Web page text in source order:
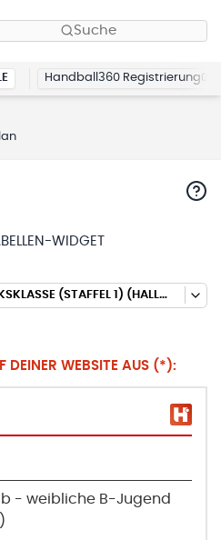
Suche
Handball360 Registrierung
WIDGET
WEIBLICHE B-JUGEND BEZIRKSKLASSE (STAFFEL 1) (HALLENRUNDE 2025/2026)
DEINER WEBSITE AUS (*):
- weibliche B-Jugend